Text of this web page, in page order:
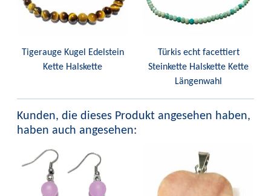
Tigerauge Kugel Edelstein
Kette Halskette
Türkis echt facettiert
Steinkette Halskette Kette
Längenwahl
Kunden, die dieses Produkt angesehen haben,
haben auch angesehen: